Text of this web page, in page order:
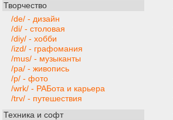
Творчество
/de/ - дизайн
/di/ - столовая
/diy/ - хобби
/izd/ - графомания
/mus/ - музыканты
/pa/ - живопись
/p/ - фото
/wrk/ - РАБота и карьера
/trv/ - путешествия
Техника и софт